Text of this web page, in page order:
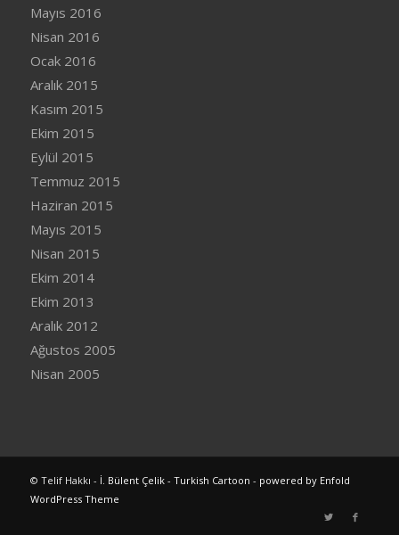
Mayıs 2016
Nisan 2016
Ocak 2016
Aralık 2015
Kasım 2015
Ekim 2015
Eylül 2015
Temmuz 2015
Haziran 2015
Mayıs 2015
Nisan 2015
Ekim 2014
Ekim 2013
Aralık 2012
Ağustos 2005
Nisan 2005
© Telif Hakkı - İ. Bülent Çelik - Turkish Cartoon - powered by Enfold
WordPress Theme